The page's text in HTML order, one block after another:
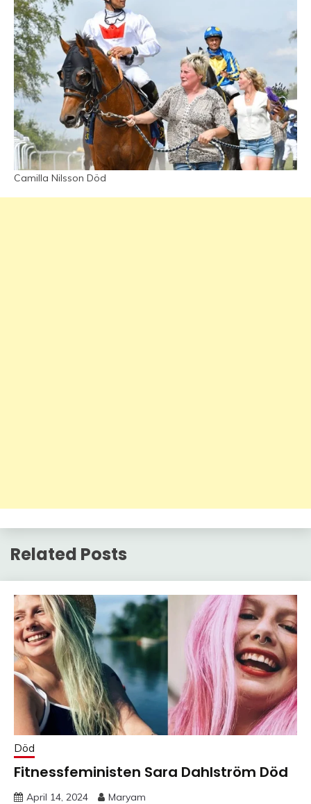
Camilla Nilsson Död
Related Posts
Död
Fitnessfeministen Sara Dahlström Död
April 14, 2024 Maryam